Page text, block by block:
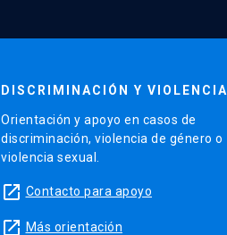
DISCRIMINACIÓN Y VIOLENCIA
Orientación y apoyo en casos de
discriminación, violencia de género o
violencia sexual.
launch Contacto para apoyo
launch Más orientación